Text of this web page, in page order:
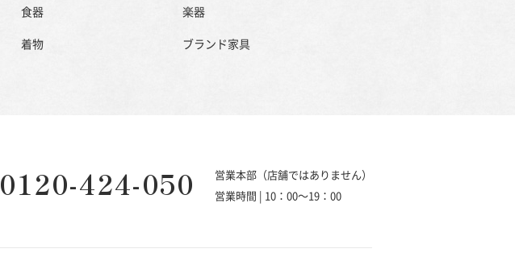
食器
楽器
着物 ブランド家具
0120-424-050
営業本部（店舗ではありません）
営業時間 | 10：00～19：00